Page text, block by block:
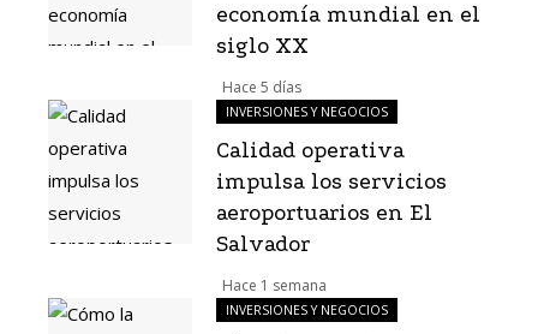
economía mundial en el
siglo XX
Hace 5 días
INVERSIONES Y NEGOCIOS
Calidad operativa
impulsa los servicios
aeroportuarios en El
Salvador
Hace 1 semana
INVERSIONES Y NEGOCIOS